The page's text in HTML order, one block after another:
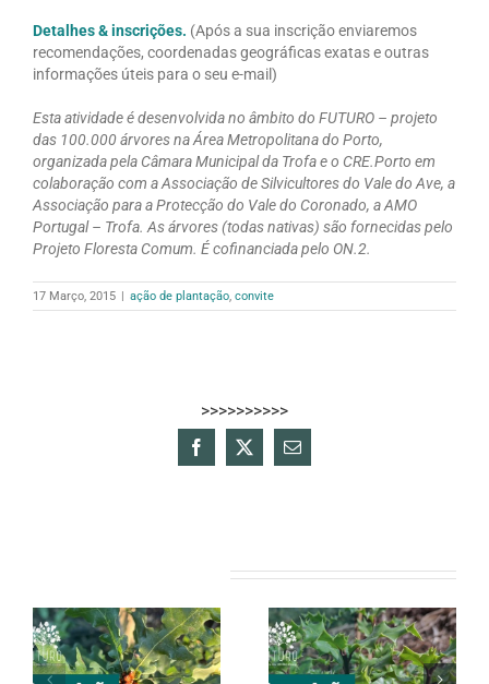
Detalhes & inscrições. (Após a sua inscrição enviaremos
recomendações, coordenadas geográficas exatas e outras
informações úteis para o seu e-mail)
Esta atividade é desenvolvida no âmbito do FUTURO – projeto
das 100.000 árvores na Área Metropolitana do Porto,
organizada pela Câmara Municipal da Trofa e o CRE.Porto em
colaboração com a Associação de Silvicultores do Vale do Ave, a
Associação para a Protecção do Vale do Coronado, a AMO
Portugal – Trofa. As árvores (todas nativas) são fornecidas pelo
Projeto Floresta Comum. É cofinanciada pelo ON.2.
17 Março, 2015 ação de plantação, convite
>>>>>>>>>>
Facebook
X
Email